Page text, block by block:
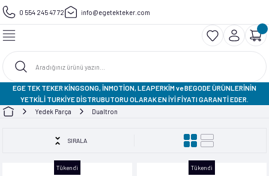
0 554 245 47 72 info@egetekteker.com
Geri Dön
Geri Dön
Geri Dön
V11Y
Ks-14M
Veteran Leaperkim
Geri Dön
Geri Dön
EGE TEK TEKER KİNGSONG, İNMOTİON, LEAPERKİM ve BEGODE ÜRÜNLERİNİN
YETKİLİ TURKİYE DİSTRUBUTORU OLARAK EN İYİ FİYATI GARANTİ EDER.
Yedek Parça Dualtron
SIRALA
Tükendi Tükendi